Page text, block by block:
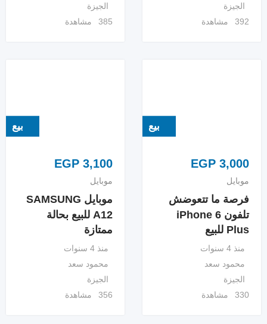
الجيزة
392 مشاهدة
الجيزة
385 مشاهدة
بيع
EGP 3,000
موبايل
فرصة ما تتعوضش
تلفون iPhone 6
Plus للبيع
منذ 4 سنوات
محمود سعد
الجيزة
330 مشاهدة
بيع
EGP 3,100
موبايل
موبايل SAMSUNG
A12 للبيع بحالة
ممتازة
منذ 4 سنوات
محمود سعد
الجيزة
356 مشاهدة